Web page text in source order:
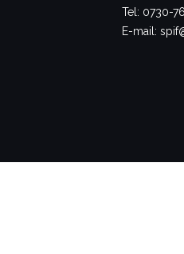
Tel: 0730-
E-mail: